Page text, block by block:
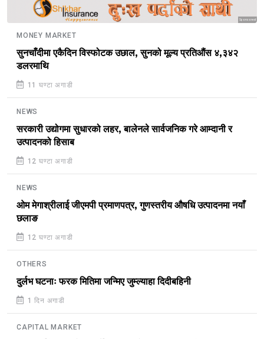
Sponsored
MONEY MARKET
सुनचाँदीमा एकैदिन विस्फोटक उछाल, सुनको मूल्य प्रतिऔंस ४,३४२
डलरमाथि
11 घण्टा अगाडी
NEWS
सरकारी उद्योगमा सुधारको लहर, बालेनले सार्वजनिक गरे आम्दानी र
उत्पादनको हिसाब
12 घण्टा अगाडी
NEWS
ओम मेगाश्रीलाई जीएमपी प्रमाणपत्र, गुणस्तरीय औषधि उत्पादनमा नयाँ
छलाङ
12 घण्टा अगाडी
OTHERS
दुर्लभ घटनाः फरक मितिमा जन्मिए जुम्ल्याहा दिदीबहिनी
1 दिन अगाडी
CAPITAL MARKET